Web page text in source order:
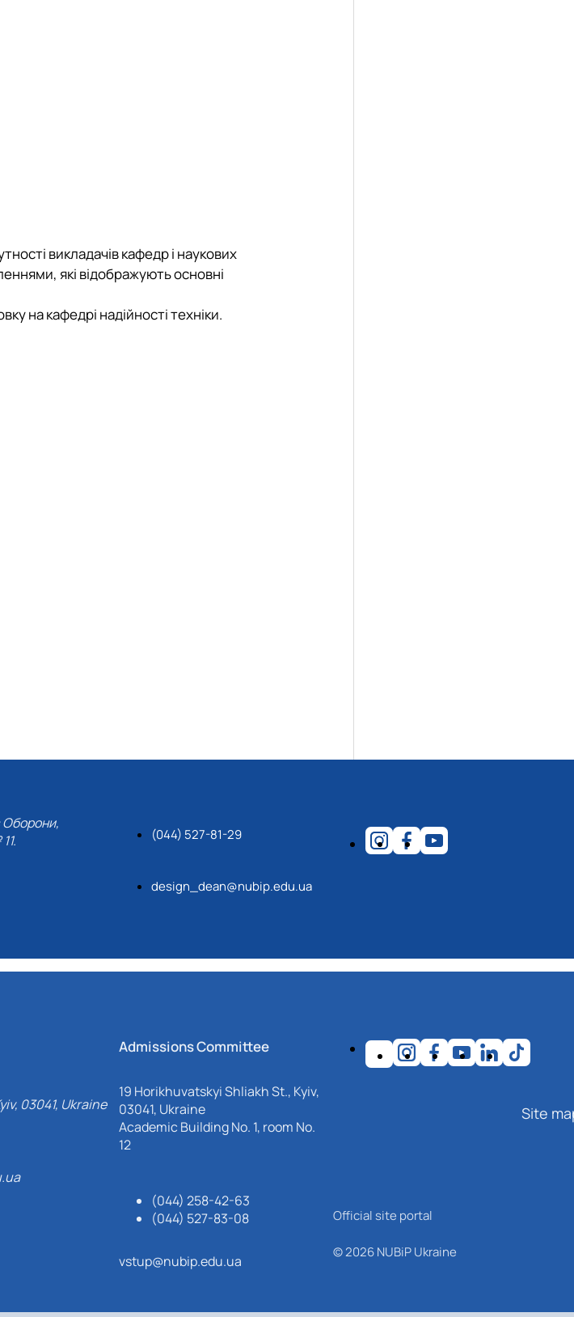
викладачів кафедр і наукових
які відображують основні
на кафедрі надійності техніки.
Оборони,
(044) 527-81-29
design_dean@nubip.edu.ua
03041, Ukraine
Admissions Committee
19 Horikhuvatskyi Shliakh St., Kyiv,
03041, Ukraine
Academic Building No. 1, room No.
12
(044) 258-42-63
(044) 527-83-08
vstup@nubip.edu.ua
Site
Official site portal
© 2026 NUBiP Ukraine